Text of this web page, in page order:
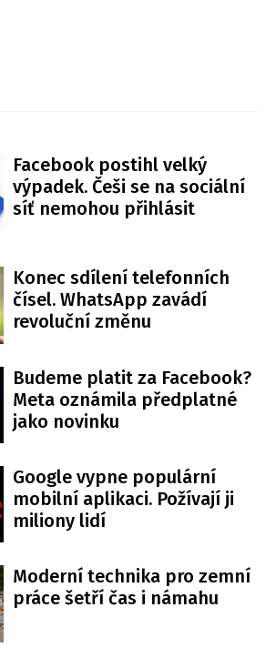
Facebook postihl velký
výpadek. Češi se na sociální
síť nemohou přihlásit
Konec sdílení telefonních
čísel. WhatsApp zavádí
revoluční změnu
Budeme platit za Facebook?
Meta oznámila předplatné
jako novinku
Google vypne populární
mobilní aplikaci. Požívají ji
miliony lidí
Moderní technika pro zemní
práce šetří čas i námahu